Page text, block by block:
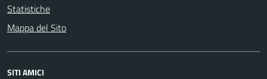
Statistiche
Mappa del Sito
SITI AMICI